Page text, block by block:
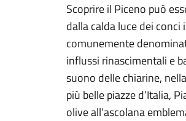
Scoprire il Piceno può
dalla calda luce dei
comunemente
influssi rinascimentali e
suono delle chiarine,
più belle piazze d’Italia,
olive all’ascolana